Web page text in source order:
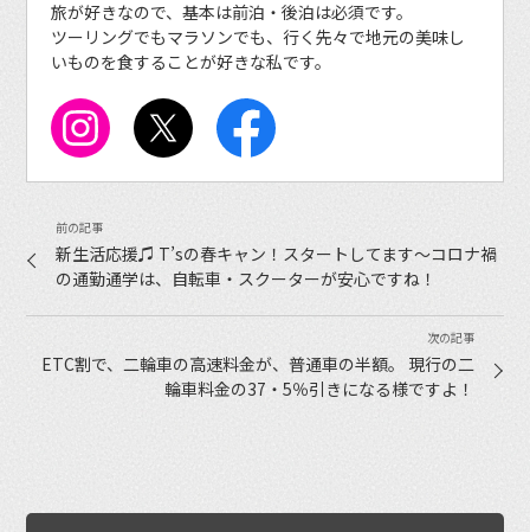
旅が好きなので、基本は前泊・後泊は必須です。
ツーリングでもマラソンでも、行く先々で地元の美味し
いものを食することが好きな私です。
新生活応援♫ T’sの春キャン！スタートしてます〜コロナ禍
の通勤通学は、自転車・スクーターが安心ですね！
ETC割で、二輪車の高速料金が、普通車の半額。 現行の二
輪車料金の37・5％引きになる様ですよ！